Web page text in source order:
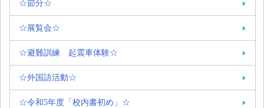
☆節分☆
☆展覧会☆
☆避難訓練 起震車体験☆
☆外国語活動☆
☆令和5年度「校内書初め」☆